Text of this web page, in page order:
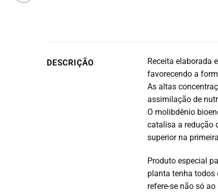
DESCRIÇÃO
Receita elaborada
favorecendo a
As altas
assimilação de
O molibdênio
catalisa a redução
superior na
Produto especial
planta tenha todos
refere-se não só